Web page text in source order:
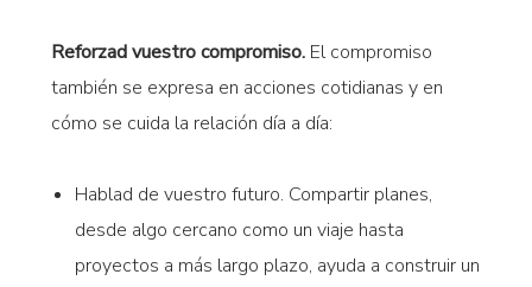
Reforzad vuestro compromiso.El compromiso
también se expresa en acciones cotidianas y en
cómo se cuida la relación día a día:
Hablad de vuestro futuro. Compartir planes,
desde algo cercano como un viaje hasta
proyectos a más largo plazo, ayuda a construir un